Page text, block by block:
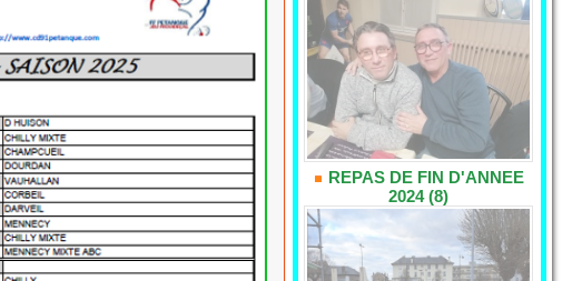
REPAS DE FIN D'ANNEE
2024 (8)